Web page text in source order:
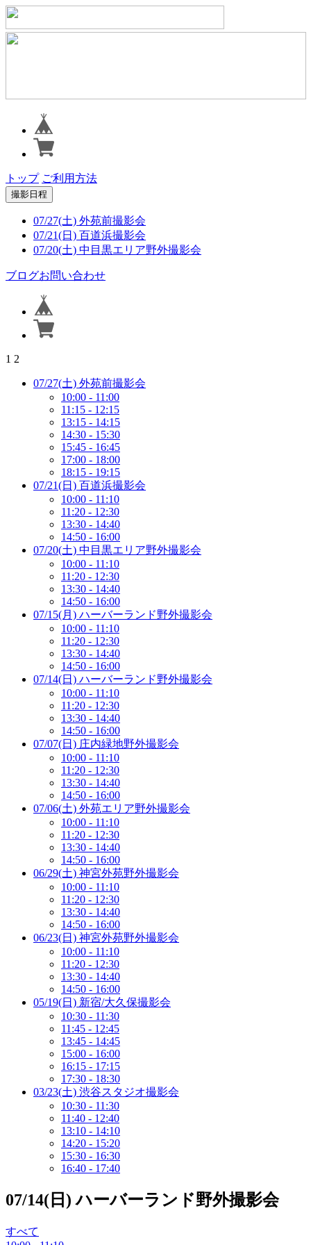
トップ ご利用方法
撮影日程
07/27(土) 外苑前撮影会
07/21(日) 百道浜撮影会
07/20(土) 中目黒エリア野外撮影会
ブログお問い合わせ
1 2
07/27(土) 外苑前撮影会
10:00 - 11:00
11:15 - 12:15
13:15 - 14:15
14:30 - 15:30
15:45 - 16:45
17:00 - 18:00
18:15 - 19:15
07/21(日) 百道浜撮影会
10:00 - 11:10
11:20 - 12:30
13:30 - 14:40
14:50 - 16:00
07/20(土) 中目黒エリア野外撮影会
10:00 - 11:10
11:20 - 12:30
13:30 - 14:40
14:50 - 16:00
07/15(月) ハーバーランド野外撮影会
10:00 - 11:10
11:20 - 12:30
13:30 - 14:40
14:50 - 16:00
07/14(日) ハーバーランド野外撮影会
10:00 - 11:10
11:20 - 12:30
13:30 - 14:40
14:50 - 16:00
07/07(日) 庄内緑地野外撮影会
10:00 - 11:10
11:20 - 12:30
13:30 - 14:40
14:50 - 16:00
07/06(土) 外苑エリア野外撮影会
10:00 - 11:10
11:20 - 12:30
13:30 - 14:40
14:50 - 16:00
06/29(土) 神宮外苑野外撮影会
10:00 - 11:10
11:20 - 12:30
13:30 - 14:40
14:50 - 16:00
06/23(日) 神宮外苑野外撮影会
10:00 - 11:10
11:20 - 12:30
13:30 - 14:40
14:50 - 16:00
05/19(日) 新宿/大久保撮影会
10:30 - 11:30
11:45 - 12:45
13:45 - 14:45
15:00 - 16:00
16:15 - 17:15
17:30 - 18:30
03/23(土) 渋谷スタジオ撮影会
10:30 - 11:30
11:40 - 12:40
13:10 - 14:10
14:20 - 15:20
15:30 - 16:30
16:40 - 17:40
07/14(日) ハーバーランド野外撮影会
すべて